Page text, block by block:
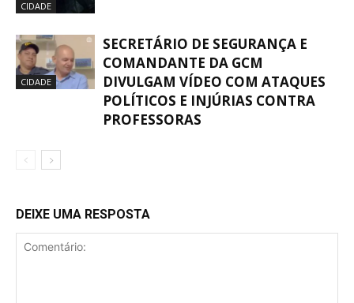
CIDADE
CIDADE
SECRETÁRIO DE SEGURANÇA E
COMANDANTE DA GCM
DIVULGAM VÍDEO COM ATAQUES
POLÍTICOS E INJÚRIAS CONTRA
PROFESSORAS
DEIXE UMA RESPOSTA